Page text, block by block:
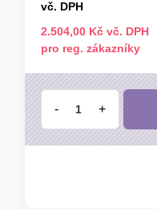
vč. DPH
2.504,00 Kč vč. DPH
pro reg. zákazníky
- +